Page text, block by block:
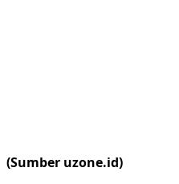
(Sumber uzone.id)